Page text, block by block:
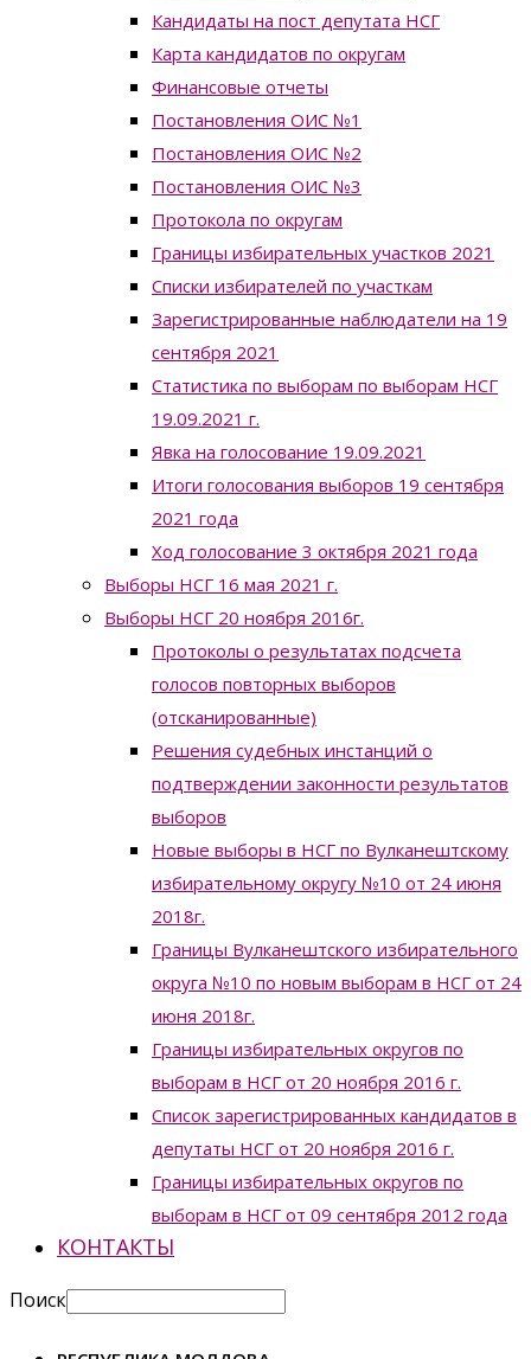
Кандидаты на пост депутата НСГ
Карта кандидатов по округам
Финансовые отчеты
Постановления ОИС №1
Постановления ОИС №2
Постановления ОИС №3
Протокола по округам
Границы избирательных участков 2021
Списки избирателей по участкам
Зарегистрированные наблюдатели на 19
сентября 2021
Статистика по выборам по выборам НСГ
19.09.2021 г.
Явка на голосование 19.09.2021
Итоги голосования выборов 19 сентября
2021 года
Ход голосование 3 октября 2021 года
Выборы НСГ 16 мая 2021 г.
Выборы НСГ 20 ноября 2016г.
Протоколы о результатах подсчета
голосов повторных выборов
(отсканированные)
Решения судебных инстанций о
подтверждении законности результатов
выборов
Новые выборы в НСГ по Вулканештскому
избирательному округу №10 от 24 июня
2018г.
Границы Вулканештского избирательного
округа №10 по новым выборам в НСГ от 24
июня 2018г.
Границы избирательных округов по
выборам в НСГ от 20 ноября 2016 г.
Список зарегистрированных кандидатов в
депутаты НСГ от 20 ноября 2016 г.
Границы избирательных округов по
выборам в НСГ от 09 сентября 2012 года
КОНТАКТЫ
Поиск